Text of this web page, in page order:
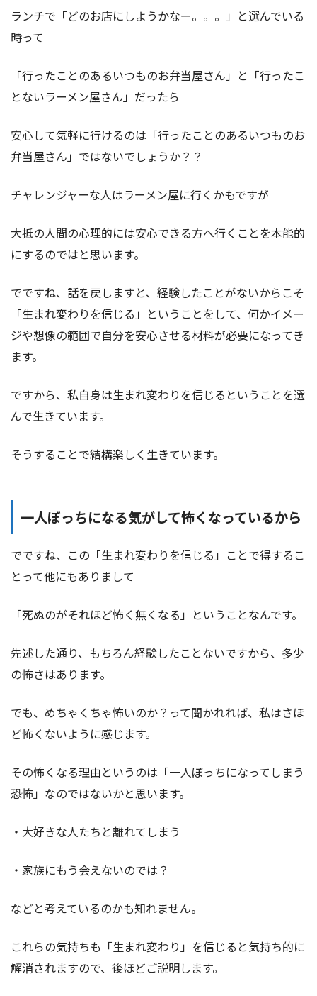
ランチで「どのお店にしようかなー。。。」と選んでいる
時って
「行ったことのあるいつものお弁当屋さん」と「行ったこ
とないラーメン屋さん」だったら
安心して気軽に行けるのは「行ったことのあるいつものお
弁当屋さん」ではないでしょうか？？
チャレンジャーな人はラーメン屋に行くかもですが
大抵の人間の心理的には安心できる方へ行くことを本能的
にするのではと思います。
でですね、話を戻しますと、経験したことがないからこそ
「生まれ変わりを信じる」ということをして、何かイメー
ジや想像の範囲で自分を安心させる材料が必要になってき
ます。
ですから、私自身は生まれ変わりを信じるということを選
んで生きています。
そうすることで結構楽しく生きています。
一人ぼっちになる気がして怖くなっているから
でですね、この「生まれ変わりを信じる」ことで得するこ
とって他にもありまして
「死ぬのがそれほど怖く無くなる」ということなんです。
先述した通り、もちろん経験したことないですから、多少
の怖さはあります。
でも、めちゃくちゃ怖いのか？って聞かれれば、私はさほ
ど怖くないように感じます。
その怖くなる理由というのは「一人ぼっちになってしまう
恐怖」なのではないかと思います。
・大好きな人たちと離れてしまう
・家族にもう会えないのでは？
などと考えているのかも知れません。
これらの気持ちも「生まれ変わり」を信じると気持ち的に
解消されますので、後ほどご説明します。